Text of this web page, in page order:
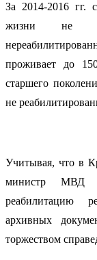
За 2014-2016 гг.
жизни не
проживает до
старшего
не
Учитывая, что в
министр МВД
реабилитацию
архивных
торжеством